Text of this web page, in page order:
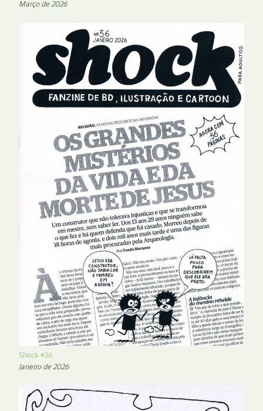
Março de 2026
Shock #36
Janeiro de 2026